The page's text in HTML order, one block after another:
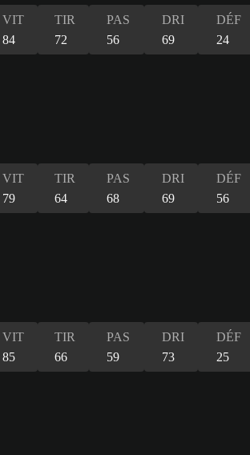
VIT
84
TIR
72
PAS
56
DRI
69
DÉF
24
VIT
79
TIR
64
PAS
68
DRI
69
DÉF
56
VIT
85
TIR
66
PAS
59
DRI
73
DÉF
25